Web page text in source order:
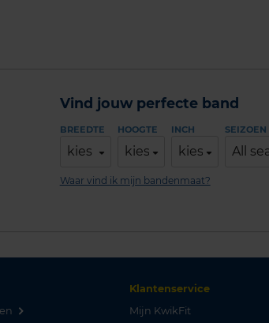
Vind jouw perfecte band
BREEDTE
kies
HOOGTE
kies
INCH
kies
SEIZOEN
All
Waar vind ik mijn bandenmaat?
Klantenservice
Mijn KwikFit